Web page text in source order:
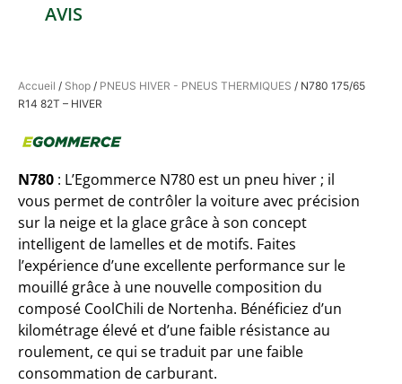
Accueil / Shop / PNEUS HIVER - PNEUS THERMIQUES / N780 175/65
R14 82T – HIVER
N780 : L’Egommerce N780 est un pneu hiver ; il
vous permet de contrôler la voiture avec précision
sur la neige et la glace grâce à son concept
intelligent de lamelles et de motifs. Faites
l’expérience d’une excellente performance sur le
mouillé grâce à une nouvelle composition du
composé CoolChili de Nortenha. Bénéficiez d’un
kilométrage élevé et d’une faible résistance au
roulement, ce qui se traduit par une faible
consommation de carburant.
AVIS